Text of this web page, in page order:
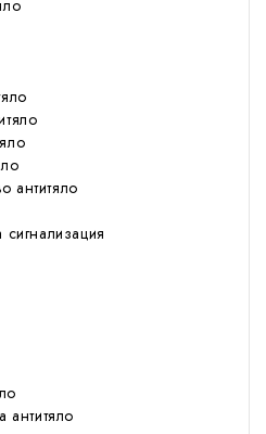
антитяло
сигнализация
антитяло